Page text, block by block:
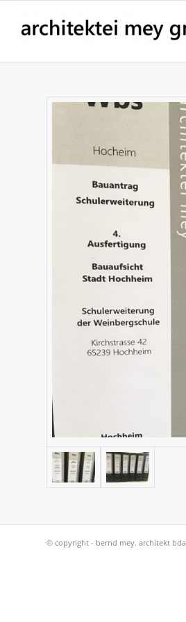
© copyright - bernd mey. architekt